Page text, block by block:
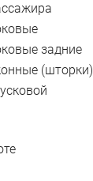
задние
(шторки)